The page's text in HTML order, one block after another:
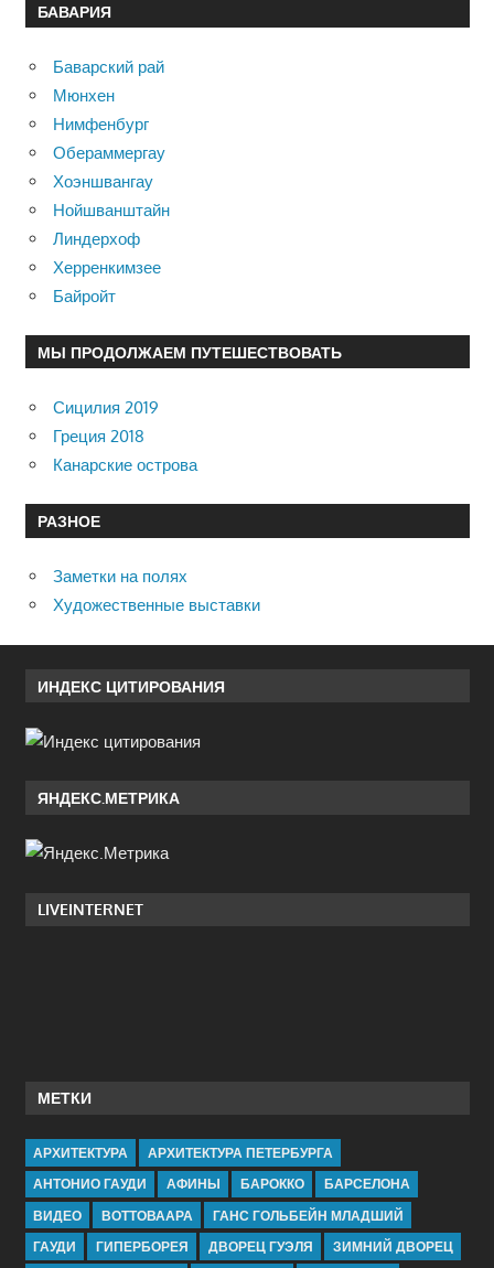
БАВАРИЯ
Баварский рай
Мюнхен
Нимфенбург
Обераммергау
Хоэншвангау
Нойшванштайн
Линдерхоф
Херренкимзее
Байройт
МЫ ПРОДОЛЖАЕМ ПУТЕШЕСТВОВАТЬ
Сицилия 2019
Греция 2018
Канарские острова
РАЗНОЕ
Заметки на полях
Художественные выставки
ИНДЕКС ЦИТИРОВАНИЯ
ЯНДЕКС.МЕТРИКА
LIVEINTERNET
МЕТКИ
АРХИТЕКТУРА
АРХИТЕКТУРА ПЕТЕРБУРГА
АНТОНИО ГАУДИ
АФИНЫ БАРОККО
БАРСЕЛОНА
ВИДЕО
ВОТТОВААРА
ГАНС ГОЛЬБЕЙН МЛАДШИЙ
ГАУДИ
ГИПЕРБОРЕЯ ДВОРЕЦ ГУЭЛЯ ЗИМНИЙ ДВОРЕЦ